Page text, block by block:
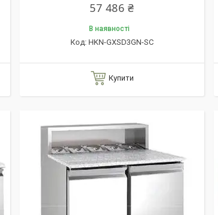
57 486 ₴
В наявності
HKN-GXSD3GN-SC
Купити